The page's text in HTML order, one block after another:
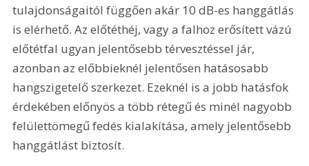
tulajdonságaitól függően akár 10 dB-es hanggátlás
is elérhető. Az előtéthéj, vagy a falhoz erősített vázú
előtétfal ugyan jelentősebb térvesztéssel jár,
azonban az előbbieknél jelentősen hatásosabb
hangszigetelő szerkezet. Ezeknél is a jobb hatásfok
érdekében előnyös a több rétegű és minél nagyobb
felülettömegű fedés kialakítása, amely jelentősebb
hanggátlást biztosít.